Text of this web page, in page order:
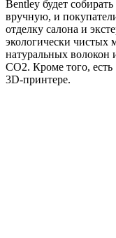
Bentley будет
вручную, и
отделку салона и
экологически чистых
натуральных волокон
CO2. Кроме того, есть
3D-принтере.